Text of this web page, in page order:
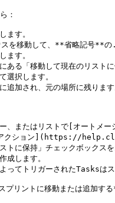
：
ます。
ます。
る「移動して現在のリストに
択します。
加され、元の場所に残ります
ー、またはリストで[オ
アクション](https://
に保持」チェックボックスを
成します。
てトリガーされたTasksはス
スプリントに移動または